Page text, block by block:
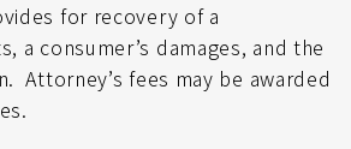
for recovery of a
a consumer’s damages, and the
Attorney’s fees may be awarded